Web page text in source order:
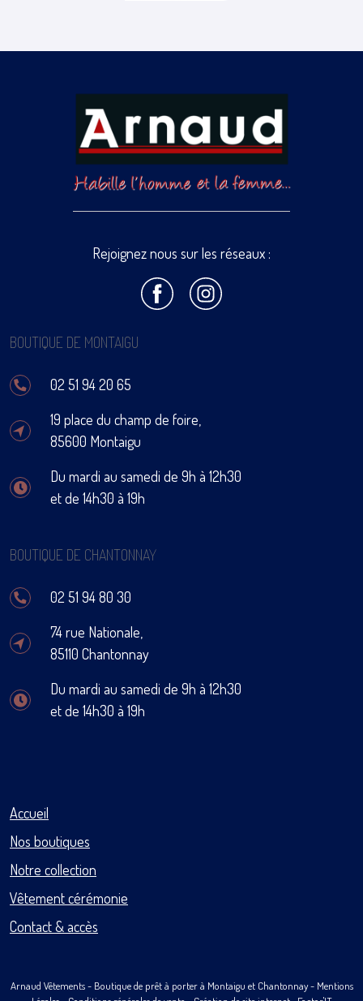
Rejoignez nous sur les réseaux :
BOUTIQUE DE MONTAIGU
02 51 94 20 65
19 place du champ de foire,
85600 Montaigu
Du mardi au samedi de 9h à 12h30
et de 14h30 à 19h
BOUTIQUE DE CHANTONNAY
02 51 94 80 30
74 rue Nationale,
85110 Chantonnay
Du mardi au samedi de 9h à 12h30
et de 14h30 à 19h
Accueil
Nos boutiques
Notre collection
Vêtement cérémonie
Contact & accès
Arnaud Vêtements- Boutique de prêt à porter à Montaigu et Chantonnay - Mentions